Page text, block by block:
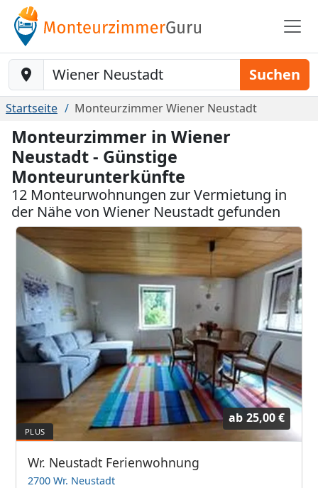
Baustelle-Location Suchen
Startseite Monteurzimmer Wiener Neustadt
Monteurzimmer in Wiener
Neustadt - Günstige
Monteurunterkünfte
12 Monteurwohnungen zur Vermietung in
der Nähe von Wiener Neustadt gefunden
ab 25,00 €
Wr. Neustadt Ferienwohnung
2700 Wr. Neustadt